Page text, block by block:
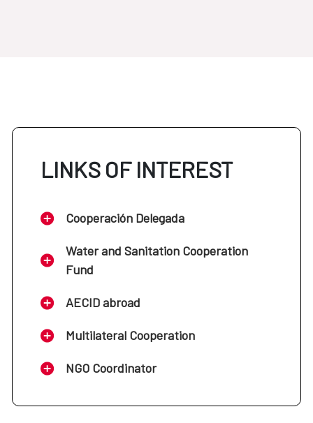
LINKS OF INTEREST
Cooperación Delegada
Water and Sanitation Cooperation
Fund
AECID abroad
Multilateral Cooperation
NGO Coordinator